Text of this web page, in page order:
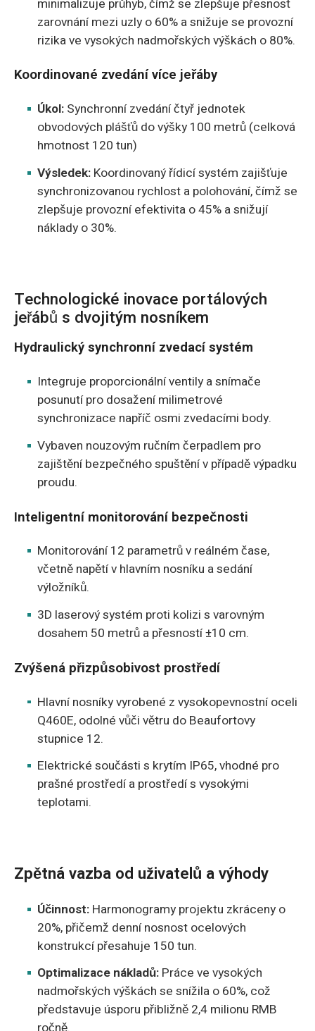
minimalizuje průhyb, čímž se zlepšuje přesnost
zarovnání mezi uzly o 60% a snižuje se provozní
rizika ve vysokých nadmořských výškách o 80%.
Koordinované zvedání více jeřáby
Úkol: Synchronní zvedání čtyř jednotek
obvodových plášťů do výšky 100 metrů (celková
hmotnost 120 tun)
Výsledek: Koordinovaný řídicí systém zajišťuje
synchronizovanou rychlost a polohování, čímž se
zlepšuje provozní efektivita o 45% a snižují
náklady o 30%.
Technologické inovace portálových
jeřábů s dvojitým nosníkem
Hydraulický synchronní zvedací systém
Integruje proporcionální ventily a snímače
posunutí pro dosažení milimetrové
synchronizace napříč osmi zvedacími body.
Vybaven nouzovým ručním čerpadlem pro
zajištění bezpečného spuštění v případě výpadku
proudu.
Inteligentní monitorování bezpečnosti
Monitorování 12 parametrů v reálném čase,
včetně napětí v hlavním nosníku a sedání
výložníků.
3D laserový systém proti kolizi s varovným
dosahem 50 metrů a přesností ±10 cm.
Zvýšená přizpůsobivost prostředí
Hlavní nosníky vyrobené z vysokopevnostní oceli
Q460E, odolné vůči větru do Beaufortovy
stupnice 12.
Elektrické součásti s krytím IP65, vhodné pro
prašné prostředí a prostředí s vysokými
teplotami.
Zpětná vazba od uživatelů a výhody
Účinnost: Harmonogramy projektu zkráceny o
20%, přičemž denní nosnost ocelových
konstrukcí přesahuje 150 tun.
Optimalizace nákladů: Práce ve vysokých
nadmořských výškách se snížila o 60%, což
představuje úsporu přibližně 2,4 milionu RMB